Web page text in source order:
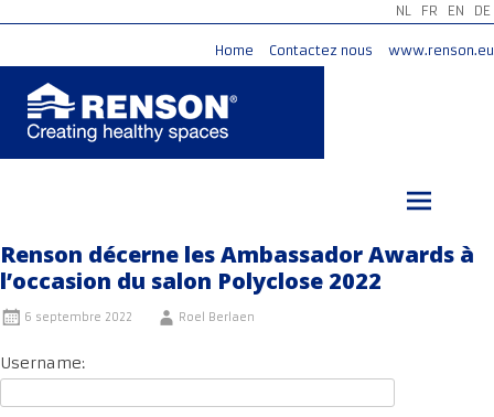
NL FR EN DE
Home Contactez nous www.renson.eu
Renson décerne les Ambassador Awards à
l’occasion du salon Polyclose 2022
6 septembre 2022 Roel Berlaen
Username: